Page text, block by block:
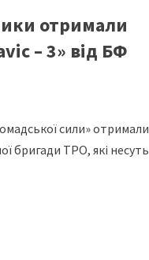
отримали
– 3» від БФ
сили» отримали
бригади ТРО, які несуть